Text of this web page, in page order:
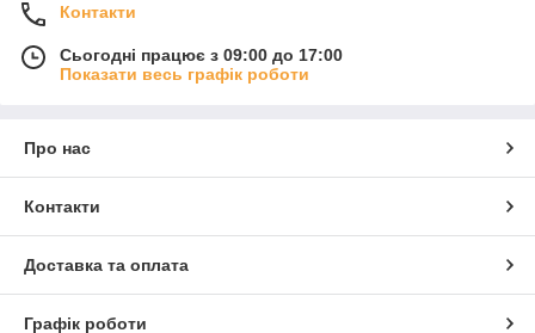
Контакти
Сьогодні працює з 09:00 до 17:00
Показати весь графік роботи
Про нас
Контакти
Доставка та оплата
Графік роботи